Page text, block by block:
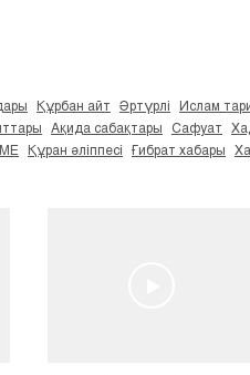
Құрбан айт Әртүрлі Ислам
Ақида сабақтары Сафуат
Құран әліппесі Ғибрат хабары